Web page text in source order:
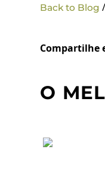
Back to Blog /
Compartilhe
O